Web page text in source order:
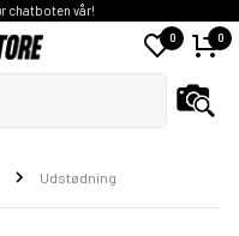
chatboten vår!
0 0
Udstødning